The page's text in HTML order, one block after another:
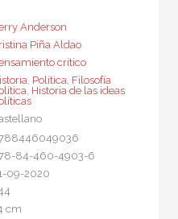
Anderson
Piña Aldao
crítico
Política Filosofía
Historia de las ideas
84-460-4903-6
09-2020
cm